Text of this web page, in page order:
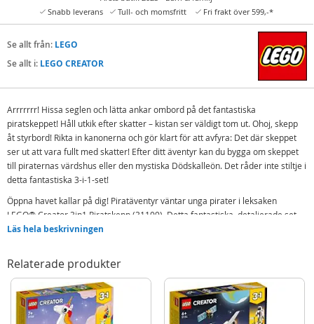
Snabb leverans
Tull- och momsfritt Fri frakt över 599,-*
Se allt från: LEGO
Se allt i: LEGO CREATOR
Arrrrrrr! Hissa seglen och lätta ankar ombord på det fantastiska
piratskeppet! Håll utkik efter skatter – kistan ser väldigt tom ut. Ohoj, skepp
åt styrbord! Rikta in kanonerna och gör klart för att avfyra: Det där skeppet
ser ut att vara fullt med skatter! Efter ditt äventyr kan du bygga om skeppet
till piraternas värdshus eller den mystiska Dödskalleön. Det råder inte stiltje i
detta fantastiska 3-i-1-set!
Öppna havet kallar på dig! Piratäventyr väntar unga pirater i leksaken
LEGO® Creator 3in1 Piratskepp (31109). Detta fantastiska, detaljerade set
innehåller ett piratskepp med rörliga segel, kanoner och en hytt med
som sätter igång lekarna.
Frihet att skapa och fantisera
Minst 3 olika bygg- och lekupplevelser är möjliga med detta LEGO Creator
Läs hela beskrivningen
Relaterade produkter